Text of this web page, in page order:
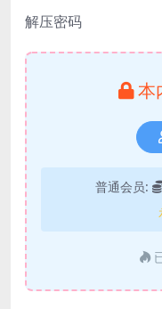
解压密码
本
普通会员: